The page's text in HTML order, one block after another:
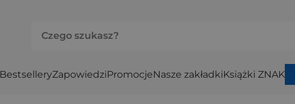
BestselleryZapowiedziPromocjeNasze zakładkiKsiążki ZNAK